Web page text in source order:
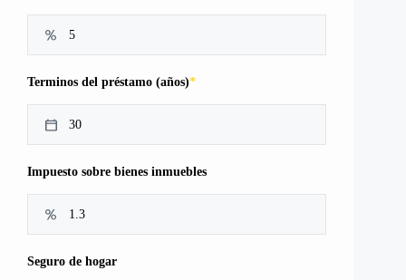
Terminos del préstamo (años)*
Impuesto sobre bienes inmuebles
Seguro de hogar